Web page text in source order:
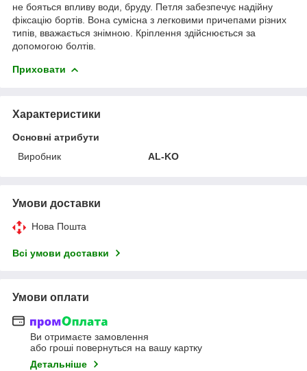
не бояться впливу води, бруду. Петля забезпечує надійну
фіксацію бортів. Вона сумісна з легковими причепами різних
типів, вважається знімною. Кріплення здійснюється за
допомогою болтів.
Приховати
Характеристики
Основні атрибути
Виробник
AL-KO
Умови доставки
Нова Пошта
Всі умови доставки
Умови оплати
Ви отримаєте замовлення
або гроші повернуться на вашу картку
Детальніше